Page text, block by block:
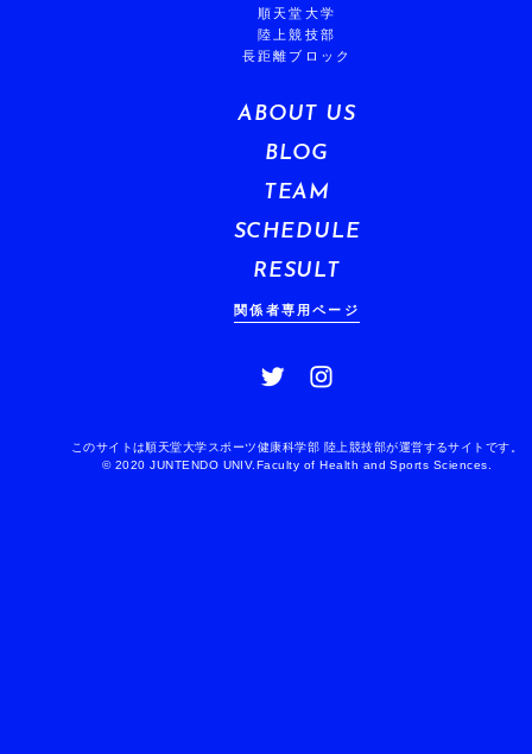
順天堂大学
陸上競技部
長距離ブロック
ABOUT US
BLOG
TEAM
SCHEDULE
RESULT
関係者専用ページ
このサイトは順天堂大学スポーツ健康科学部 陸上競技部が運営するサイトです。
© 2020 JUNTENDO UNIV.Faculty of Health and Sports Sciences.